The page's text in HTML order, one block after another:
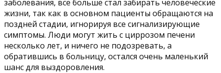
заболевания, все больше стал забирать человеческие
жизни, так как в основном пациенты обращаются на
поздней стадии, игнорируя все сигнализирующие
симптомы. Люди могут жить с циррозом печени
несколько лет, и ничего не подозревать, а
обратившись в больницу, остался очень маленький
шанс для выздоровления.